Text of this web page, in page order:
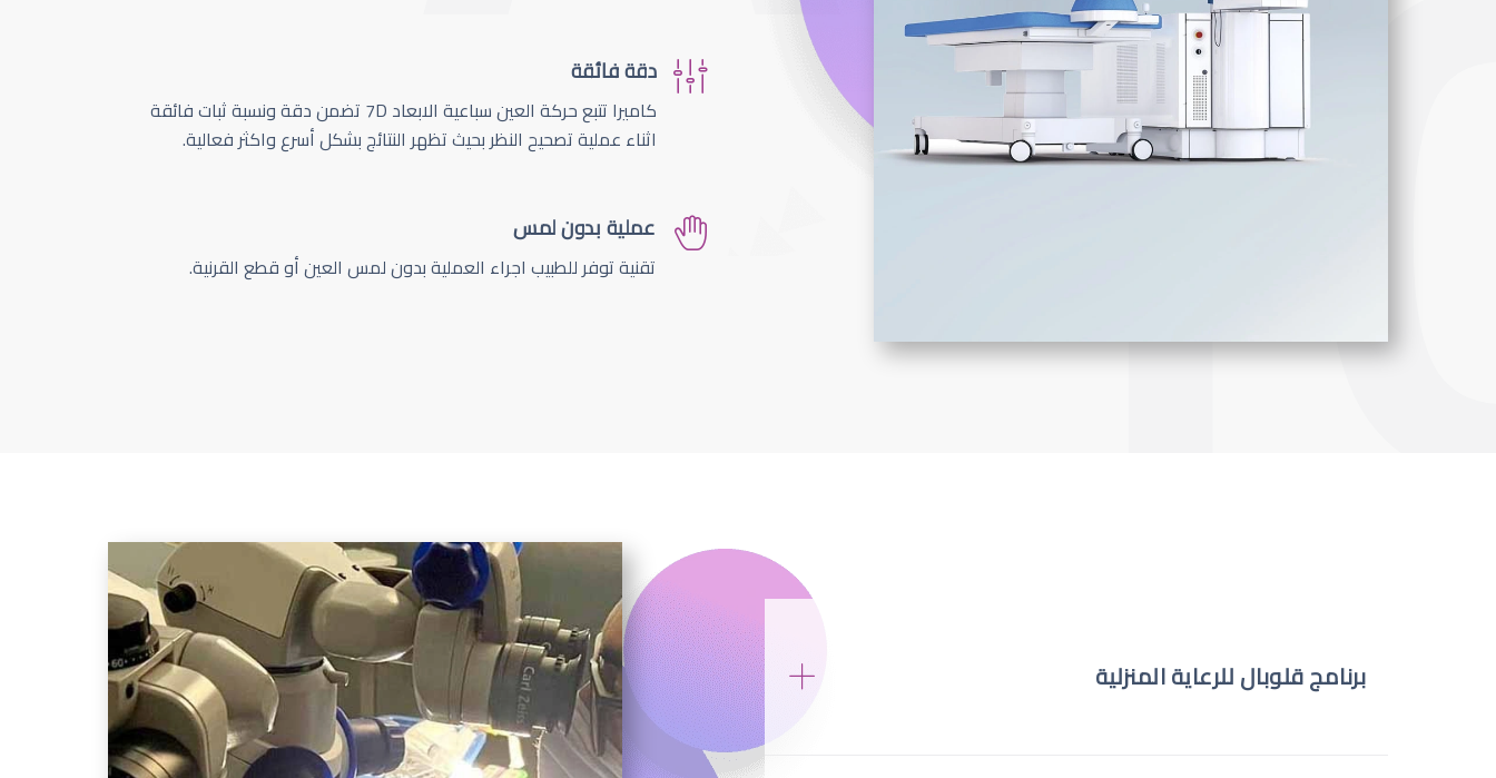
دقة فائقة
كاميرا تتبع حركة العين سباعية الابعاد 7D تضمن دقة ونسبة ثبات فائقة
اثناء عملية تصحيح النظر بحيث تظهر النتائج بشكل أسرع واكثر فعالية.
عملية بدون لمس
تقنية توفر للطبيب اجراء العملية بدون لمس العين أو قطع القرنية.
برنامج قلوبال للرعاية المنزلية